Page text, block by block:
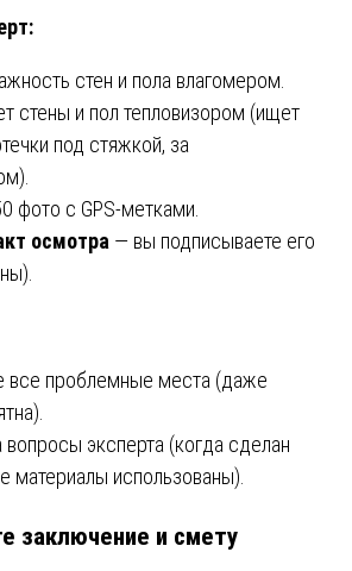
стен и пола влагомером.
стены и пол тепловизором (ищет
под стяжкой, за
фото с GPS-метками.
осмотра — вы подписываете его
все проблемные места (даже
вопросы эксперта (когда сделан
материалы использованы).
заключение и смету